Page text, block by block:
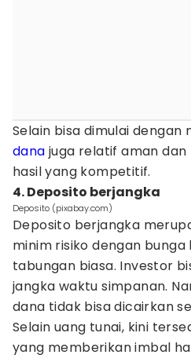
Selain bisa dimulai dengan
dana juga relatif aman
hasil yang kompetitif.
4. Deposito berjangka
Deposito (pixabay.com)
Deposito berjangka
minim risiko dengan
tabungan biasa. Investor
jangka waktu simpanan.
dana tidak bisa dicairkan
Selain uang tunai, kini
yang memberikan imbal